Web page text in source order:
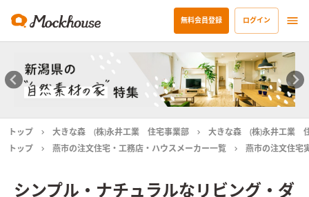
無料会員登録 ログイン
トップ 大きな森 (株)永井工業 住宅事業部
大きな森 (株)永井工業
トップ
燕市の注文住宅・工務店・ハウスメーカー一覧 燕市の注文住宅
シンプル・ナチュラルなリビング・ダ